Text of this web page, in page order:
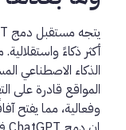
يتجه مستقبل دمج ChatGPT في المواقع الإلكترونية
أكثر ذكاءً
الذكاء الاصطناعي
المواقع قادرة على
وفعالية، مما يفتح